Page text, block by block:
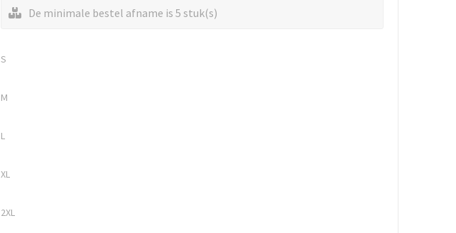
De minimale bestel afname is 5 stuk(s)
S
M
L
XL
2XL